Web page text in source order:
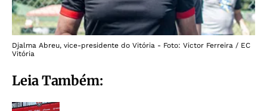
Djalma Abreu, vice-presidente do Vitória - Foto: Victor Ferreira / EC
Vitória
Leia Também: